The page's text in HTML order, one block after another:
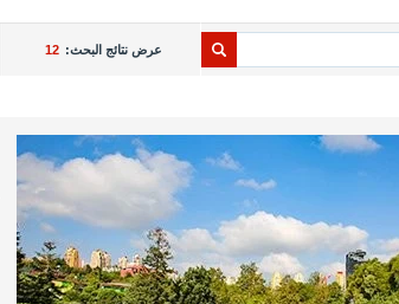
عرض نتائج البحث: 12